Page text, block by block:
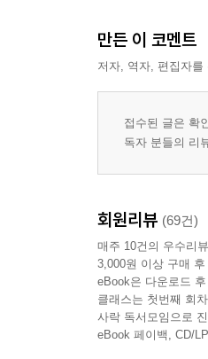
만든 이 코멘트
저자, 역자, 편집자
접수된 글은 확
독자 분들의 리
회원리뷰 (69건)
매주 10건의 우수리
3,000원 이상 구매
eBook은 다운로드
클래스는 첫번째 회
사락 독서모임으로
eBook 페이백, CD/